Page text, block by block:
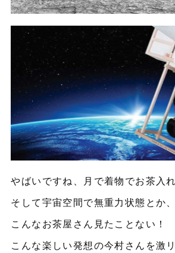
やばいですね、月で着物でお茶入れ
そして宇宙空間で無重力状態とか、
こんなお茶屋さん見たことない！
こんな楽しい発想の今村さんを激